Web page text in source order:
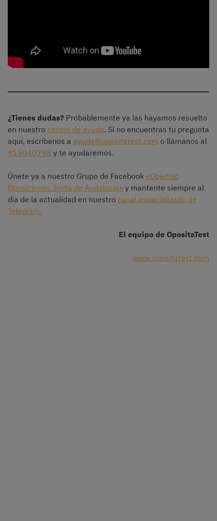
¿Tienes dudas? Probablemente ya las hayamos resuelto
en nuestro centro de ayuda. Si no encuentras tu pregunta
aquí, escríbenos a ayuda@opositatest.com o llámanos al
919040798 y te ayudaremos.
Únete ya a nuestro Grupo de Facebook «Objetivo
Oposiciones Junta de Andalucía» y mantente siempre al
día de la actualidad en nuestro canal especializado de
Telegram.
El equipo de OpositaTest
www.opositatest.com